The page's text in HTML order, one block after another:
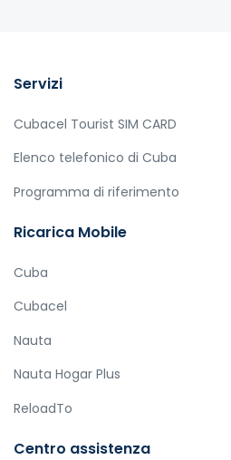
Servizi
Cubacel Tourist SIM CARD
Elenco telefonico di Cuba
Programma di riferimento
Ricarica Mobile
Cuba
Cubacel
Nauta
Nauta Hogar Plus
ReloadTo
Centro assistenza